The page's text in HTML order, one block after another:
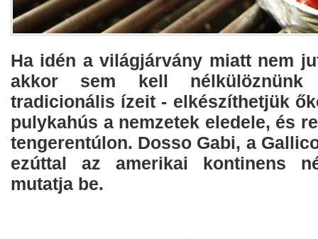
Ha idén a világjárvány miatt nem
akkor sem kell nélkülöznünk
tradicionális ízeit - elkészíthetjük
pulykahús a nemzetek eledele, és
tengerentúlon. Dosso Gabi, a
ezúttal az amerikai kontinens
mutatja be.